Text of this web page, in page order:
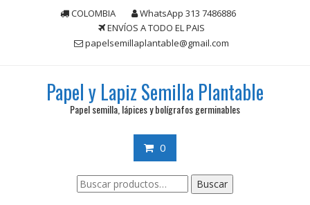
COLOMBIA
WhatsApp 313 7486886
ENVÍOS A TODO EL PAIS
papelsemillaplantable@gmail.com
Papel y Lapiz Semilla Plantable
Papel semilla, lápices y bolígrafos germinables
0
Buscar
por:
Buscar